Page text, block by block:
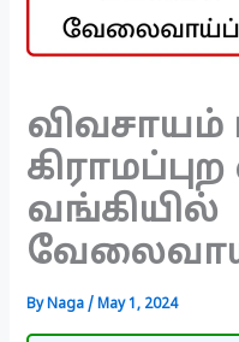
விவசாயம்
வங்கியில்
ByNaga/May 1, 2024